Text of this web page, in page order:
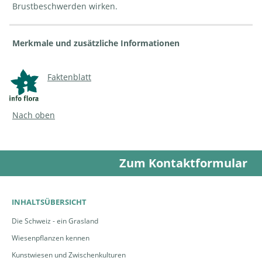
Brustbeschwerden wirken.
Merkmale und zusätzliche Informationen
Faktenblatt
Nach oben
Zum Kontaktformular
INHALTSÜBERSICHT
Die Schweiz - ein Grasland
Wiesenpflanzen kennen
Kunstwiesen und Zwischenkulturen